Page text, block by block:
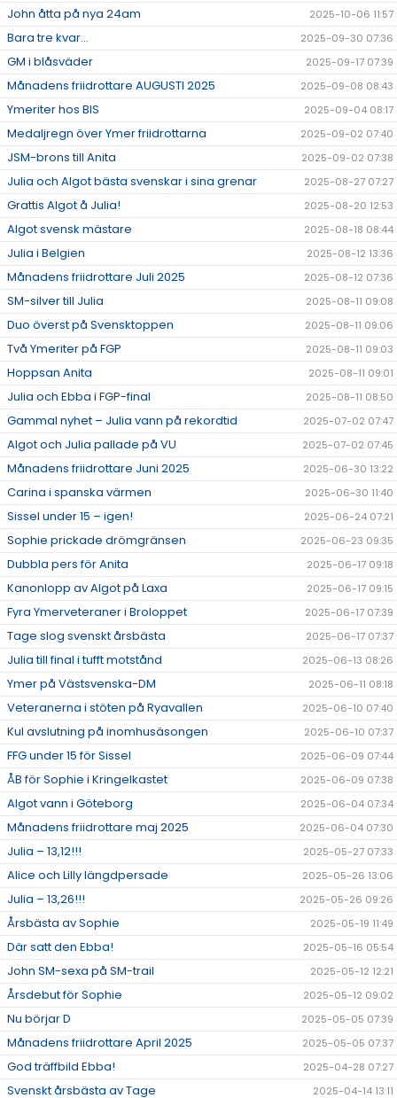
John åtta på nya 24am 2025-10-06 11:57
Bara tre kvar... 2025-09-30 07:36
GM i blåsväder 2025-09-17 07:39
Månadens friidrottare AUGUSTI 2025 2025-09-08 08:43
Ymeriter hos BIS 2025-09-04 08:17
Medaljregn över Ymer friidrottarna 2025-09-02 07:40
JSM-brons till Anita 2025-09-02 07:38
Julia och Algot bästa svenskar i sina grenar 2025-08-27 07:27
Grattis Algot å Julia! 2025-08-20 12:53
Algot svensk mästare 2025-08-18 08:44
Julia i Belgien 2025-08-12 13:36
Månadens friidrottare Juli 2025 2025-08-12 07:36
SM-silver till Julia 2025-08-11 09:08
Duo överst på Svensktoppen 2025-08-11 09:06
Två Ymeriter på FGP 2025-08-11 09:03
Hoppsan Anita 2025-08-11 09:01
Julia och Ebba i FGP-final 2025-08-11 08:50
Gammal nyhet – Julia vann på rekordtid 2025-07-02 07:47
Algot och Julia pallade på VU 2025-07-02 07:45
Månadens friidrottare Juni 2025 2025-06-30 13:22
Carina i spanska värmen 2025-06-30 11:40
Sissel under 15 – igen! 2025-06-24 07:21
Sophie prickade drömgränsen 2025-06-23 09:35
Dubbla pers för Anita 2025-06-17 09:18
Kanonlopp av Algot på Laxa 2025-06-17 09:15
Fyra Ymerveteraner i Broloppet 2025-06-17 07:39
Tage slog svenskt årsbästa 2025-06-17 07:37
Julia till final i tufft motstånd 2025-06-13 08:26
Ymer på Västsvenska-DM 2025-06-11 08:18
Veteranerna i stöten på Ryavallen 2025-06-10 07:40
Kul avslutning på inomhusäsongen 2025-06-10 07:37
FFG under 15 för Sissel 2025-06-09 07:44
ÅB för Sophie i Kringelkastet 2025-06-09 07:38
Algot vann i Göteborg 2025-06-04 07:34
Månadens friidrottare maj 2025 2025-06-04 07:30
Julia – 13,12!!! 2025-05-27 07:33
Alice och Lilly längdpersade 2025-05-26 13:06
Julia – 13,26!!! 2025-05-26 09:26
Årsbästa av Sophie 2025-05-19 11:49
Där satt den Ebba! 2025-05-16 05:54
John SM-sexa på SM-trail 2025-05-12 12:21
Årsdebut för Sophie 2025-05-12 09:02
Nu börjar D 2025-05-05 07:39
Månadens friidrottare April 2025 2025-05-05 07:37
God träffbild Ebba! 2025-04-28 07:27
Svenskt årsbästa av Tage 2025-04-14 13:11